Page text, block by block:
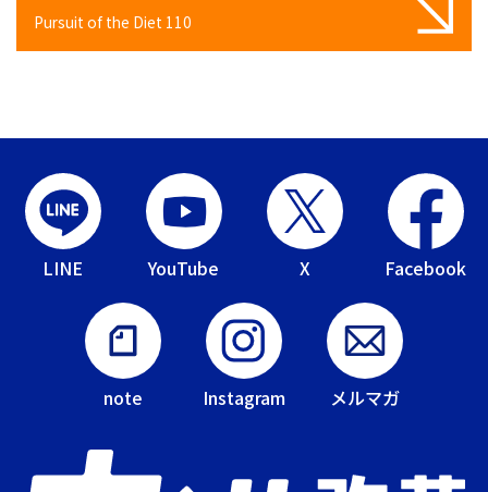
Pursuit of the Diet 110
LINE YouTube X Facebook
note Instagram メルマガ